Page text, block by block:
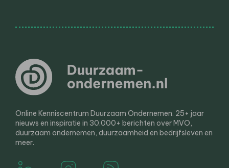
Online Kenniscentrum Duurzaam Ondernemen. 25+ jaar
nieuws en inspiratie in 30.000+ berichten over MVO,
duurzaam ondernemen, duurzaamheid en bedrijfsleven en
meer.